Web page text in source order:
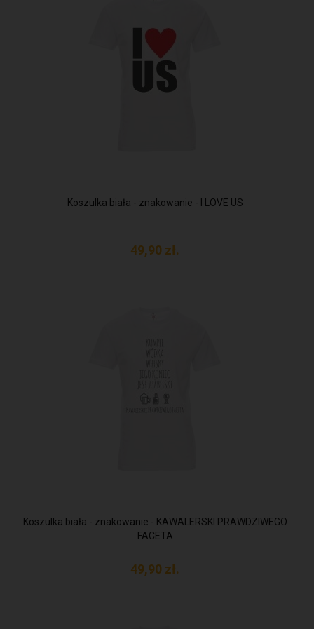
Koszulka biała - znakowanie - I LOVE US
49,90 zł.
Koszulka biała - znakowanie - KAWALERSKI PRAWDZIWEGO
FACETA
49,90 zł.